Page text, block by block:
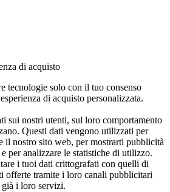
di acquisto
tecnologie solo con il tuo consenso
di acquisto personalizzata.
sui nostri utenti, sul loro comportamento
Questi dati vengono utilizzati per
il nostro sito web, per mostrarti pubblicità
per analizzare le statistiche di utilizzo.
i tuoi dati crittografati con quelli di
offerte tramite i loro canali pubblicitari
i loro servizi.